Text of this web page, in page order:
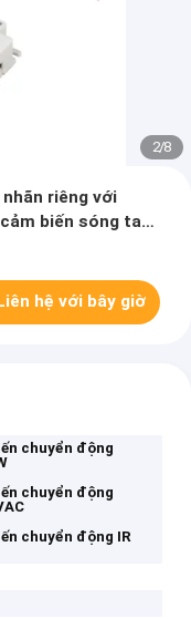
2/8
nhãn riêng với
biến sóng tay
hệ với bây giờ
chuyển động
chuyển động
chuyển động IR